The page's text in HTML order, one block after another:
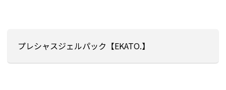
プレシャスジェルパック【EKATO.】